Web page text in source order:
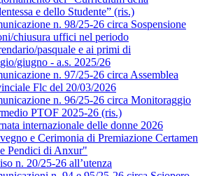
e dello Studente” (ris.)
n. 98/25-26 circa Sospensione
chiusura uffici nel periodo
pasquale e ai primi di
giugno - a.s. 2025/26
n. 97/25-26 circa Assemblea
Flc del 20/03/2026
n. 96/25-26 circa Monitoraggio
PTOF 2025-26 (ris.)
internazionale delle donne 2026
e Cerimonia di Premiazione Certamen
Pendici di Anxur"
n. 20/25-26 all’utenza